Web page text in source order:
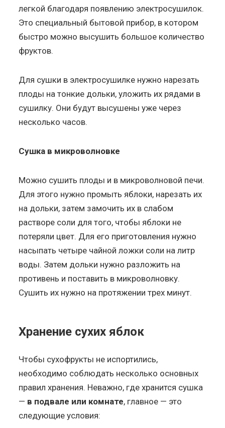
легкой благодаря появлению электросушилок.
Это специальный бытовой прибор, в котором
быстро можно высушить большое количество
фруктов.
Для сушки в электросушилке нужно нарезать
плоды на тонкие дольки, уложить их рядами в
сушилку. Они будут высушены уже через
несколько часов.
Сушка в микроволновке
Можно сушить плоды и в микроволновой печи.
Для этого нужно промыть яблоки, нарезать их
на дольки, затем замочить их в слабом
растворе соли для того, чтобы яблоки не
потеряли цвет. Для его приготовления нужно
насыпать четыре чайной ложки соли на литр
воды. Затем дольки нужно разложить на
противень и поставить в микроволновку.
Сушить их нужно на протяжении трех минут.
Хранение сухих яблок
Чтобы сухофрукты не испортились,
необходимо соблюдать несколько основных
правил хранения. Неважно, где хранится сушка
— в подвале или комнате, главное — это
следующие условия: